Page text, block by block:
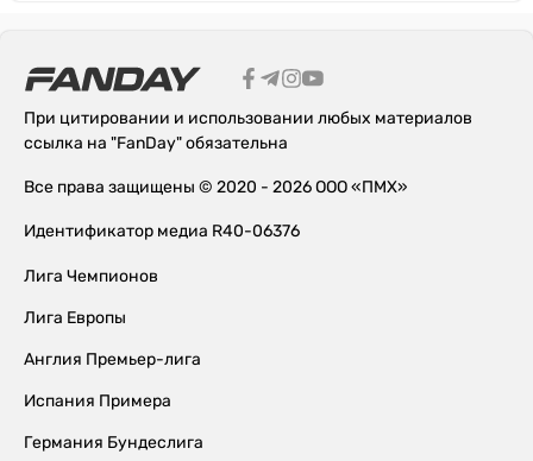
При цитировании и использовании любых материалов
ссылка на "FanDay" обязательна
Все права защищены © 2020 - 2026 ООО «ПМХ»
Идентификатор медиа R40-06376
Лига Чемпионов
Лига Европы
Англия Премьер-лига
Испания Примера
Германия Бундеслига